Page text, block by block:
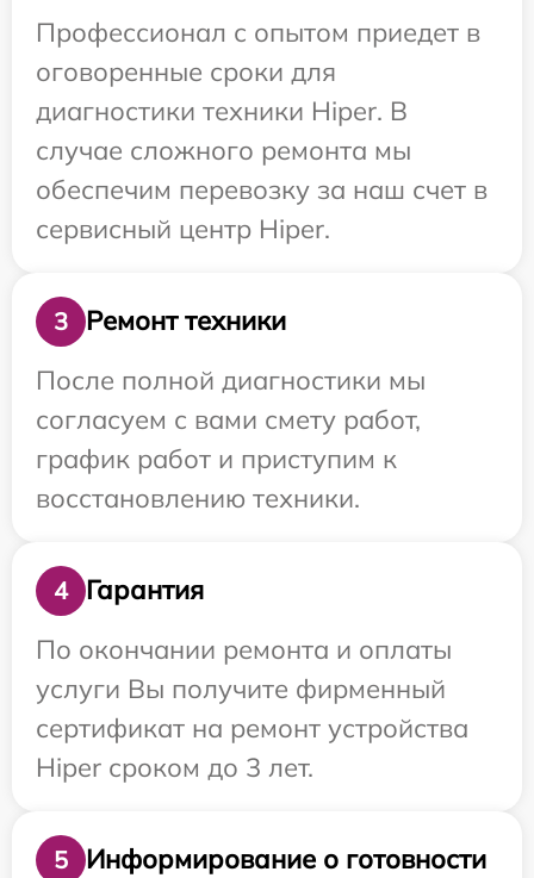
Профессионал с опытом приедет в
оговоренные сроки для
диагностики техники Hiper. В
случае сложного ремонта мы
обеспечим перевозку за наш счет в
сервисный центр Hiper.
3
Ремонт техники
После полной диагностики мы
согласуем с вами смету работ,
график работ и приступим к
восстановлению техники.
4
Гарантия
По окончании ремонта и оплаты
услуги Вы получите фирменный
сертификат на ремонт устройства
Hiper сроком до 3 лет.
5
Информирование о готовности